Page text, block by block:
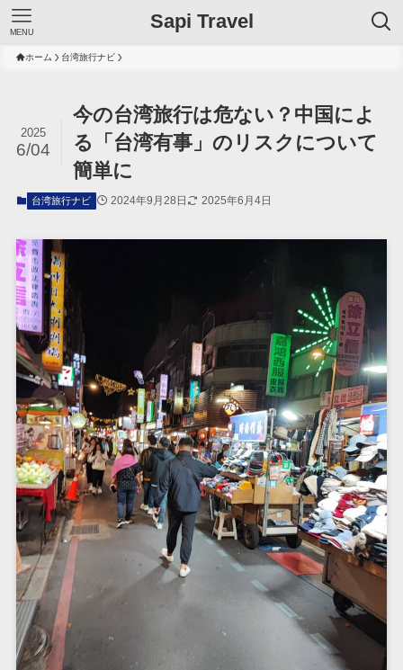
Sapi Travel
MENU
ホーム 台湾旅行ナビ
今の台湾旅行は危ない？中国によ
る「台湾有事」のリスクについて
簡単に
2025
6/04
台湾旅行ナビ 2024年9月28日 2025年6月4日